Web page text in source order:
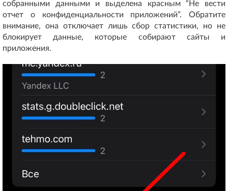
собранными данными и выделена красным “Не вести
отчет о конфиденциальности приложений”. Обратите
внимание, она отключает лишь сбор статистики, но не
блокирует данные, которые собирают сайты и
приложения.